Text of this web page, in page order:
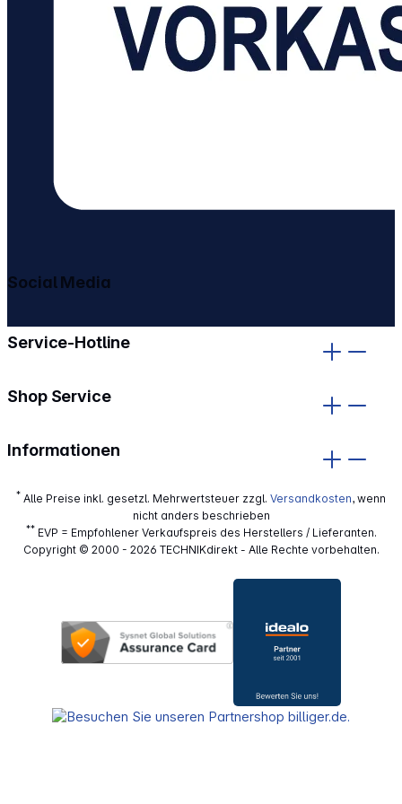
Service-Hotline
Shop Service
Informationen
Social Media
* Alle Preise inkl. gesetzl. Mehrwertsteuer zzgl. Versandkosten, wenn
nicht anders beschrieben
**EVP = Empfohlener Verkaufspreis des Herstellers / Lieferanten.
Copyright © 2000 - 2026 TECHNIKdirekt - Alle Rechte vorbehalten.